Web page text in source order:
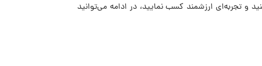
و تجربه‌ای ارزشمند کسب نمایید، در ادامه می‌توانید